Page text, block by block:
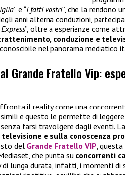
” e “I fatti vostri”, che la rendono
anni alterna conduzioni,
”, oltre a esperienze come
conduzione e
nel panorama mediatico
Grande Fratello Vip:
il reality come una
e questo le permette di
farsi travolgere dagli eventi.
televisione e sulla conoscenza
del Grande Fratello VIP ,
che punta su concorrenti
di lunga durata, infatti, i momenti